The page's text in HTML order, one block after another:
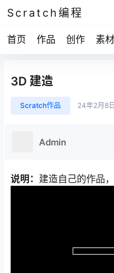
Scratch编程
首页 作品 创作 素材
3D 建造
Scratch作品 24年2月8日
Admin
说明： 建造自己的作品